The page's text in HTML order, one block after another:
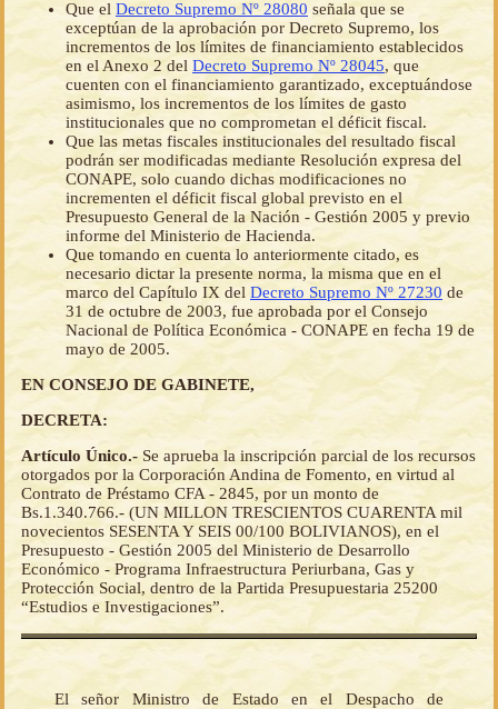
Que el Decreto Supremo Nº 28080 señala que se
exceptúan de la aprobación por Decreto Supremo, los
incrementos de los límites de financiamiento establecidos
en el Anexo 2 del Decreto Supremo Nº 28045, que
cuenten con el financiamiento garantizado, exceptuándose
asimismo, los incrementos de los límites de gasto
institucionales que no comprometan el déficit fiscal.
Que las metas fiscales institucionales del resultado fiscal
podrán ser modificadas mediante Resolución expresa del
CONAPE, solo cuando dichas modificaciones no
incrementen el déficit fiscal global previsto en el
Presupuesto General de la Nación - Gestión 2005 y previo
informe del Ministerio de Hacienda.
Que tomando en cuenta lo anteriormente citado, es
necesario dictar la presente norma, la misma que en el
marco del Capítulo IX del Decreto Supremo Nº 27230 de
31 de octubre de 2003, fue aprobada por el Consejo
Nacional de Política Económica - CONAPE en fecha 19 de
mayo de 2005.
EN CONSEJO DE GABINETE,
DECRETA:
Artículo Único.-Se aprueba la inscripción parcial de los recursos
otorgados por la Corporación Andina de Fomento, en virtud al
Contrato de Préstamo CFA - 2845, por un monto de
Bs.1.340.766.- (UN MILLON TRESCIENTOS CUARENTA mil
novecientos SESENTA Y SEIS 00/100 BOLIVIANOS), en el
Presupuesto - Gestión 2005 del Ministerio de Desarrollo
Económico - Programa Infraestructura Periurbana, Gas y
Protección Social, dentro de la Partida Presupuestaria 25200
“Estudios e Investigaciones”.
El señor Ministro de Estado en el Despacho de